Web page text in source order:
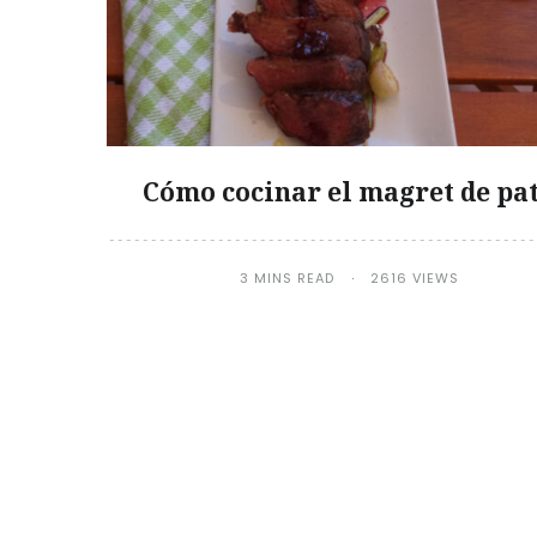
Cómo cocinar el magret de
3 MINS READ 2616 VIEWS